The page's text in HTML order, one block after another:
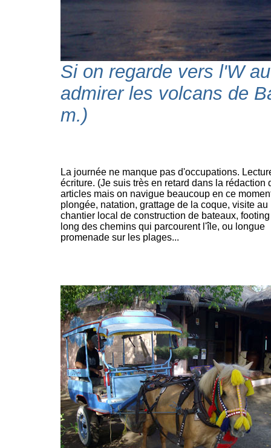
Si on regarde vers l'W
admirer les volcans de
m.)
La journée ne manque pas d'occupations.
écriture. (Je suis très en retard dans la rédaction
articles mais on navigue beaucoup en ce
plongée, natation, grattage de la coque, visite au
chantier local de construction de bateaux,
long des chemins qui parcourent l'île, ou longue
promenade sur les plages...